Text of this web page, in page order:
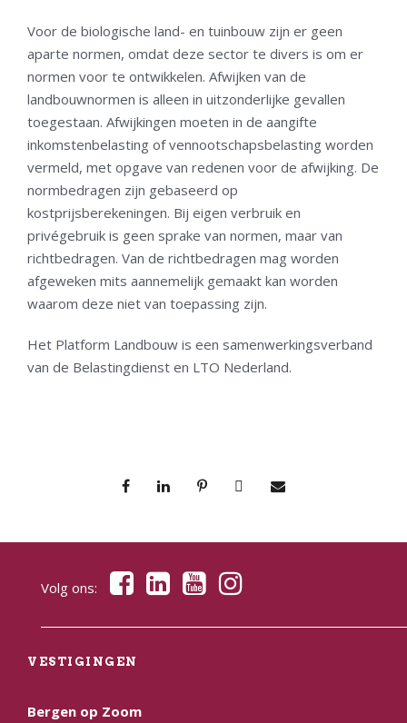
Voor de biologische land- en tuinbouw zijn er geen
aparte normen, omdat deze sector te divers is om er
normen voor te ontwikkelen. Afwijken van de
landbouwnormen is alleen in uitzonderlijke gevallen
toegestaan. Afwijkingen moeten in de aangifte
inkomstenbelasting of vennootschapsbelasting worden
vermeld, met opgave van redenen voor de afwijking. De
normbedragen zijn gebaseerd op
kostprijsberekeningen. Bij eigen verbruik en
privégebruik is geen sprake van normen, maar van
richtbedragen. Van de richtbedragen mag worden
afgeweken mits aannemelijk gemaakt kan worden
waarom deze niet van toepassing zijn.
Het Platform Landbouw is een samenwerkingsverband
van de Belastingdienst en LTO Nederland.
Volg ons:
VESTIGINGEN
Bergen op Zoom